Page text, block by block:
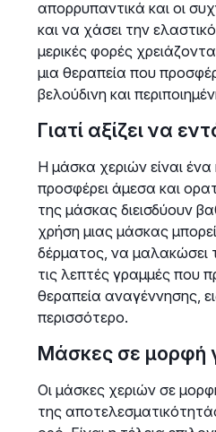
απορρυπαντικά και οι
και να χάσει την
μερικές φορές
μια θεραπεία που
βελούδινη και
Γιατί αξίζει να
Η μάσκα χεριών είναι
προσφέρει άμεσα και
της μάσκας διεισδύουν
χρήση μιας μάσκας
δέρματος, να μαλακώσει
τις λεπτές γραμμές που
θεραπεία αναγέννησης,
περισσότερο.
Μάσκες σε μορφή
Οι μάσκες χεριών σε
της